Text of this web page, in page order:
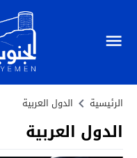
الرئيسية الدول العربية
الدول العربية